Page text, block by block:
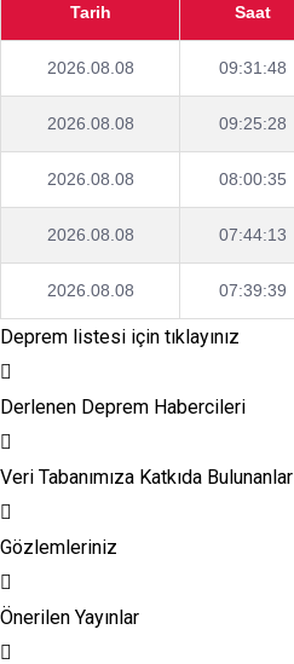
Tarih Saat
2026.08.08 09:31:48
2026.08.08 09:25:28
2026.08.08 08:00:35
2026.08.08 07:44:13
2026.08.08 07:39:39
Deprem listesi için tıklayınız
Derlenen Deprem Habercileri
Veri Tabanımıza Katkıda Bulunanlar
Gözlemleriniz
Önerilen Yayınlar